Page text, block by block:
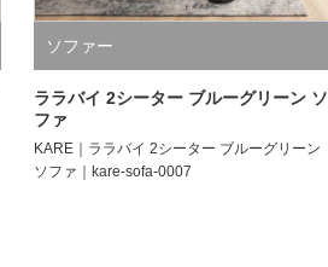
ソファー
ララバイ 2シーター ブルーグリーン ソ
ファ
KARE｜ララバイ 2シーター ブルーグリーン
ソファ｜kare-sofa-0007